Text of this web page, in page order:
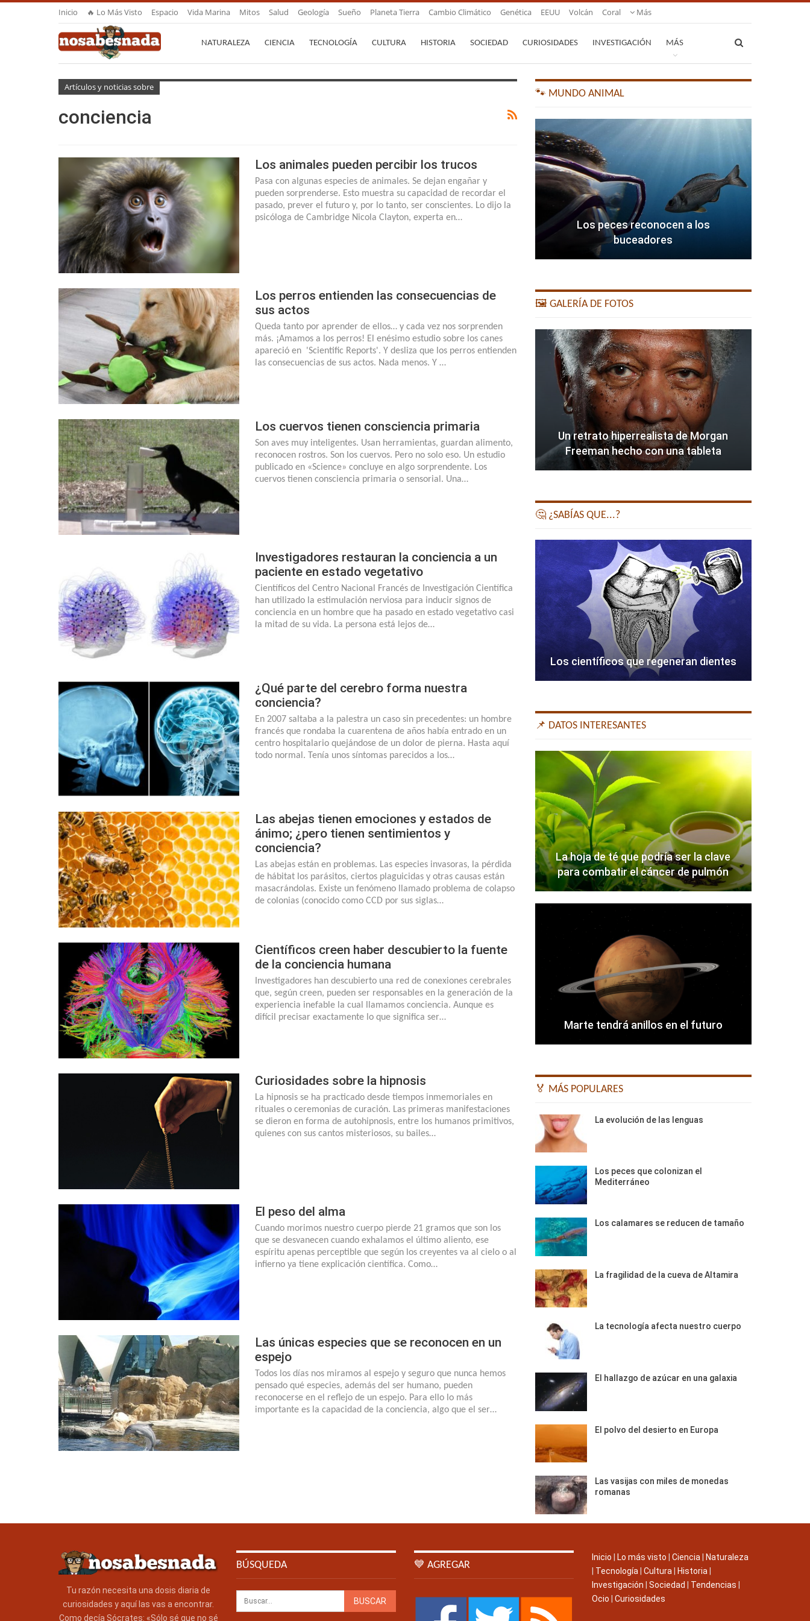
Inicio 🔥 Lo Más Visto Espacio Vida Marina Mitos Salud Geología Sueño Planeta Tierra Cambio Climático Genética EEUU Volcán Coral Más
NATURALEZA CIENCIA TECNOLOGÍA CULTURA HISTORIA SOCIEDAD CURIOSIDADES INVESTIGACIÓN MÁS
Artículos y noticias sobre
conciencia
Los animales pueden percibir los trucos
Pasa con algunas especies de animales. Se dejan engañar y
pueden sorprenderse. Esto muestra su capacidad de recordar el
pasado, prever el futuro y, por lo tanto, ser conscientes. Lo dijo la
psicóloga de Cambridge Nicola Clayton, experta en…
Los perros entienden las consecuencias de
sus actos
Queda tanto por aprender de ellos… y cada vez nos sorprenden
más. ¡Amamos a los perros! El enésimo estudio sobre los canes
apareció en 'Scientific Reports'. Y desliza que los perros entienden
las consecuencias de sus actos. Nada menos. Y …
Los cuervos tienen consciencia primaria
Son aves muy inteligentes. Usan herramientas, guardan alimento,
reconocen rostros. Son los cuervos. Pero no solo eso. Un estudio
publicado en «Science» concluye en algo sorprendente. Los
cuervos tienen consciencia primaria o sensorial. Una…
Investigadores restauran la conciencia a un
paciente en estado vegetativo
Científicos del Centro Nacional Francés de Investigación Científica
han utilizado la estimulación nerviosa para inducir signos de
conciencia en un hombre que ha pasado en estado vegetativo casi
la mitad de su vida. La persona está lejos de…
¿Qué parte del cerebro forma nuestra
conciencia?
En 2007 saltaba a la palestra un caso sin precedentes: un hombre
francés que rondaba la cuarentena de años había entrado en un
centro hospitalario quejándose de un dolor de pierna. Hasta aquí
todo normal. Tenía unos síntomas parecidos a los…
Las abejas tienen emociones y estados de
ánimo; ¿pero tienen sentimientos y
conciencia?
Las abejas están en problemas. Las especies invasoras, la pérdida
de hábitat los parásitos, ciertos plaguicidas y otras causas están
masacrándolas. Existe un fenómeno llamado problema de colapso
de colonias (conocido como CCD por sus siglas…
Científicos creen haber descubierto la fuente
de la conciencia humana
Investigadores han descubierto una red de conexiones cerebrales
que, según creen, pueden ser responsables en la generación de la
experiencia inefable la cual llamamos conciencia. Aunque es
difícil precisar exactamente lo que significa ser…
Curiosidades sobre la hipnosis
La hipnosis se ha practicado desde tiempos inmemoriales en
rituales o ceremonias de curación. Las primeras manifestaciones
se dieron en forma de autohipnosis, entre los humanos primitivos,
quienes con sus cantos misteriosos, su bailes…
El peso del alma
Cuando morimos nuestro cuerpo pierde 21 gramos que son los
que se desvanecen cuando exhalamos el último aliento, ese
espíritu apenas perceptible que según los creyentes va al cielo o al
infierno ya tiene explicación científica. Como…
Las únicas especies que se reconocen en un
espejo
Todos los días nos miramos al espejo y seguro que nunca hemos
pensado qué especies, además del ser humano, pueden
reconocerse en el reflejo de un espejo. Para ello lo más
importante es la capacidad de la conciencia, algo que el ser…
🐾 MUNDO ANIMAL
Los peces reconocen a los
buceadores
🖼️ GALERÍA DE FOTOS
Un retrato hiperrealista de Morgan
Freeman hecho con una tableta
🤔 ¿SABÍAS QUE...?
Los científicos que regeneran dientes
📌 DATOS INTERESANTES
La hoja de té que podría ser la clave
para combatir el cáncer de pulmón
Marte tendrá anillos en el futuro
🏅 MÁS POPULARES
La evolución de las lenguas
Los peces que colonizan el
Mediterráneo
Los calamares se reducen de tamaño
La fragilidad de la cueva de Altamira
La tecnología afecta nuestro cuerpo
El hallazgo de azúcar en una galaxia
El polvo del desierto en Europa
Las vasijas con miles de monedas
romanas
Tu razón necesita una dosis diaria de
curiosidades y aquí las vas a encontrar.
Como decía Sócrates: «Sólo sé que no sé
BÚSQUEDA 💙 AGREGAR
Inicio Lo más visto Ciencia
Naturaleza
Tecnología Cultura Historia
Investigación
Sociedad Tendencias
Ocio
Curiosidades